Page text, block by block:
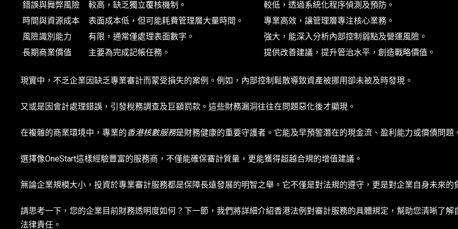
錯誤與舞弊風險
較高，缺乏獨立覆核機制。
較低，透過系統化程序偵測及預防。
時間與資源成本
表面成本低，但可能耗費管理層大量時間。
專業高效，讓管理層專注核心業務。
風險識別能力
有限，通常僅處理表面數字。
強大，能深入分析內部控制弱點及營運風險。
長期商業價值
主要為完成記帳任務。 提供改善建議，提升管治水平，創造戰略價值。
現實中，不乏企業因缺乏專業審計而蒙受損失的案例。例如，內部控制鬆散導致資產被挪用卻未被及時發現。
又或是因會計處理錯誤，引發稅務調查及巨額罰款。這些財務漏洞往往在問題惡化後才顯現。
在複雜的商業環境中，專業的香港核數服務是財務健康的重要守護者。它能及早預警潛在的現金流、盈利能力或償債問題
選擇像OneStart這樣經驗豐富的服務商，不僅能確保審計質量，更能獲得超越合規的增值建議。
無論企業規模大小，投資於專業審計服務都是保障長遠發展的明智之舉。它不僅是對法規的遵守，更是對企業自身未來的
請思考一下，您的企業目前財務透明度如何？下一節，我們將詳細介紹香港法例對審計服務的具體規定，幫助您清晰了解
法律責任。